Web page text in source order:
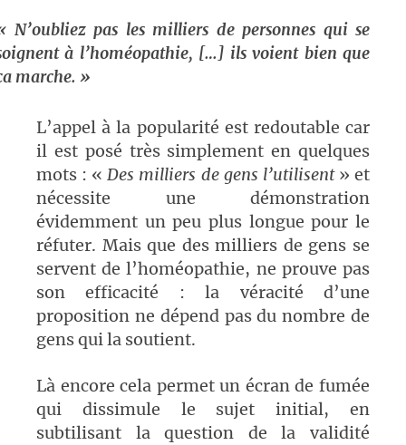
N’oubliez pas les milliers de personnes qui se
à l’homéopathie, […] ils voient bien que
marche. »
L’appel à la popularité est redoutable car
il est posé très simplement en quelques
mots : «Des milliers de gens l’utilisent » et
nécessite une démonstration
évidemment un peu plus longue pour le
réfuter. Mais que des milliers de gens se
servent de l’homéopathie, ne prouve pas
son efficacité : la véracité d’une
proposition ne dépend pas du nombre de
gens qui la soutient.
Là encore cela permet un écran de fumée
qui dissimule le sujet initial, en
subtilisant la question de la validité